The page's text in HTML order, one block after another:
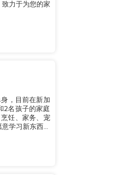
力于为您的家
，目前在新加
2名孩子的家庭
饪、家务、宠
学习新东西。